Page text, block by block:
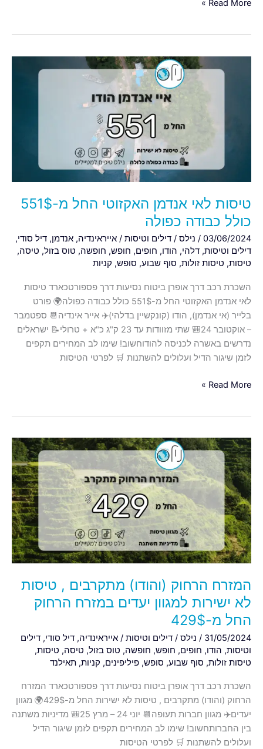
Read More »
טיסות לאי אנדמן האקזוטי החל מ-551$
כולל כבודה כפולה
03/06/2024
/נילס/דילים וטיסות/אייראינדיה,אנדמן,דיל סודי,
דילים וטיסות,דלהי,הודו,חופים,חופש,חופשה,טוס בזול,טיסה,
טיסות,טיסות זולות,סוף שבוע,סופש,קניות
השכרת רכב דרך אופרן ביטוח נסיעות דרך פספורטכארד טיסות
לאי אנדמן האקזוטי החל מ-551$ כולל כבודה כפולה🌍 פורט
בלייר (אי אנדמן), הודו (קונקשיין בדלהי)✈️ אייר אינדיה📆 ספטמבר
– אוקטובר 24🎒 שתי מזוודות עד 23 ק"ג כ"א + טרולי📝 ישראלים
נדרשים באשרה לכניסה להודוחשוב! שימו לב המחירים תקפים
לזמן שיגור הדיל ועלולים להשתנות 🛒 לפרטי הטיסות
Read More »
המזרח הרחוק (והודו) מתקרבים , טיסות
לא ישירות למגוון יעדים במזרח הרחוק
החל מ-429$
31/05/2024
/ נילס/דילים וטיסות/אייראינדיה,דיל סודי,דילים
וטיסות,הודו,חופים,חופש,חופשה,טוס בזול,טיסה,טיסות,
טיסות זולות,סוף שבוע,סופש,פיליפינים,קניות,תאילנד
השכרת רכב דרך אופרן ביטוח נסיעות דרך פספורטכארד המזרח
הרחוק (והודו) מתקרבים , טיסות לא ישירות החל מ-429$🌍 מגוון
יעדים✈️ מגוון חברות תעופה📆 יוני 24 – מרץ 25🎒 מדיניות משתנה
בין החברותחשוב! שימו לב המחירים תקפים לזמן שיגור הדיל
ועלולים להשתנות 🛒 לפרטי הטיסות
המזרח
הרחוק
(והודו)
מתקרבים
טיסות
לא
ישירות
למגוון
במזרח
הרחוק
מ-429$